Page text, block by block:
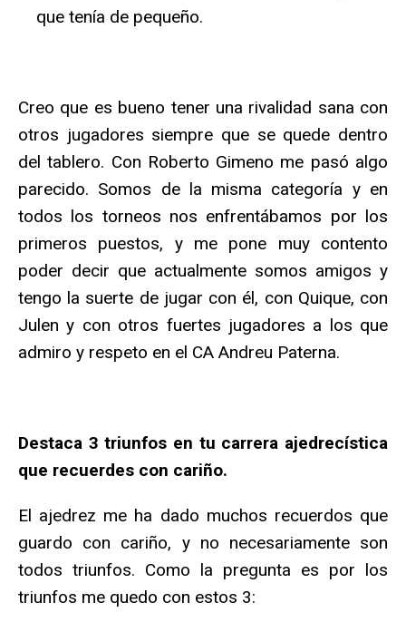
que tenía de pequeño.
Creo que es bueno tener una rivalidad sana con
otros jugadores siempre que se quede dentro
del tablero. Con Roberto Gimeno me pasó algo
parecido. Somos de la misma categoría y en
todos los torneos nos enfrentábamos por los
primeros puestos, y me pone muy contento
poder decir que actualmente somos amigos y
tengo la suerte de jugar con él, con Quique, con
Julen y con otros fuertes jugadores a los que
admiro y respeto en el CA Andreu Paterna.
Destaca 3 triunfos en tu carrera ajedrecística
que recuerdes con cariño.
El ajedrez me ha dado muchos recuerdos que
guardo con cariño, y no necesariamente son
todos triunfos. Como la pregunta es por los
triunfos me quedo con estos 3: